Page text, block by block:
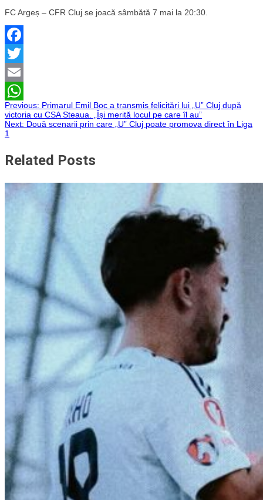
FC Argeș – CFR Cluj se joacă sâmbătă 7 mai la 20:30.
Facebook
Twitter
Email
WhatsApp
Navigare
în
articole
Previous: Primarul Emil Boc a transmis felicitări lui „U” Cluj după
victoria cu CSA Steaua. „Își merită locul pe care îl au”
Next: Două scenarii prin care „U” Cluj poate promova direct în Liga
1
Related Posts